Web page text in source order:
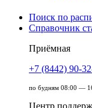
Поиск по
Справочник
Приёмная
+7 (8442) 90-
по будням 08:00 —
Центр